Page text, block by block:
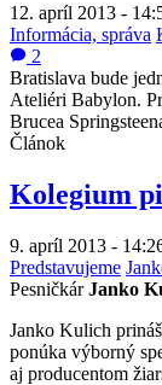
12. apríl 2013 -
Informácia, správa
2
Bratislava bude
Ateliéri Babylon.
Brucea
Článok
Kolegium
9. apríl 2013 -
Predstavujeme
PesničkárJanko
Janko Kulich
ponúka výborný
aj producentom